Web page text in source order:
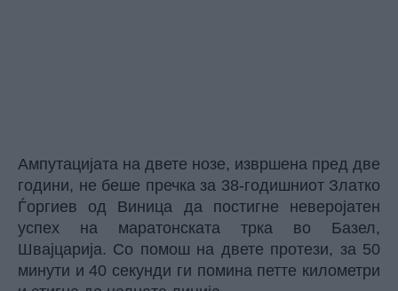
Ампутацијата на двете нозе, извршена пред две
години, не беше пречка за 38-годишниот Златко
Ѓоргиев од Виница да постигне неверојатен
успех на маратонската трка во Базел,
Швајцарија. Со помош на двете протези, за 50
минути и 40 секунди ги помина петте километри